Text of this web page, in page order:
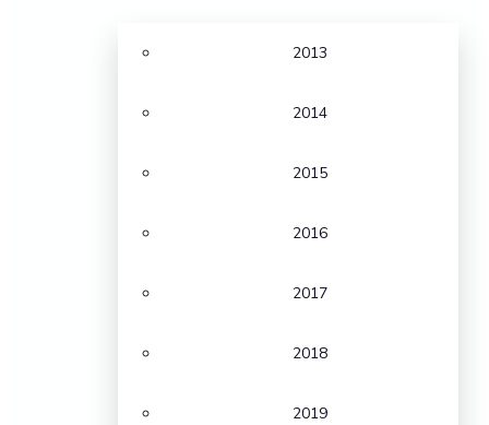
2013
2014
2015
2016
2017
2018
2019